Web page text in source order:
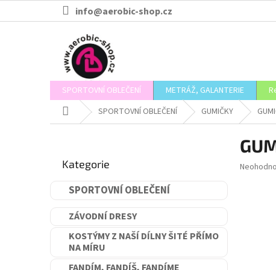
info@aerobic-shop.cz
SPORTOVNÍ OBLEČENÍ METRÁŽ, GALANTERIE
Domů SPORTOVNÍ OBLEČENÍ GUMIČKY
kategorie
Kategorie
SPORTOVNÍ OBLEČENÍ
ZÁVODNÍ DRESY
KOSTÝMY Z NAŠÍ DÍLNY ŠITÉ PŘÍMO
NA MÍRU
Průměrné